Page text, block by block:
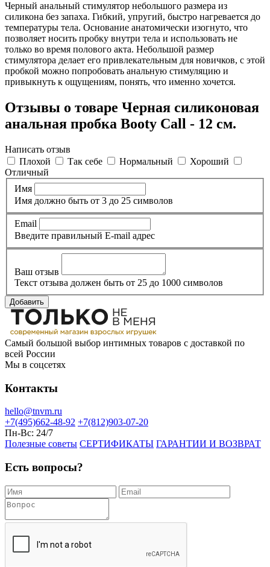
Черный анальный стимулятор небольшого размера из
силикона без запаха. Гибкий, упругий, быстро нагревается до
температуры тела. Основание анатомически изогнуто, что
позволяет носить пробку внутри тела и использовать не
только во время полового акта. Небольшой размер
стимулятора делает его привлекательным для новичков, с этой
пробкой можно попробовать анальную стимуляцию и
привыкнуть к ощущениям, понять, что именно хочется.
Отзывы о товаре Черная силиконовая
анальная пробка Booty Call - 12 см.
Написать отзыв
Плохой
Так себе Нормальный
Хороший
Отличный
Имя
Имя должно быть от 3 до 25 символов
Email
Введите правильный E-mail адрес
Ваш отзыв
Текст отзыва должен быть от 25 до 1000 символов
Добавить
Самый большой выбор интимных товаров с доставкой по
всей России
Мы в соцсетях
Контакты
hello@tnvm.ru
+7(495)662-48-92 +7(812)903-07-20
Пн-Вс: 24/7
Полезные советы СЕРТИФИКАТЫ ГАРАНТИИ И ВОЗВРАТ
Есть вопросы?